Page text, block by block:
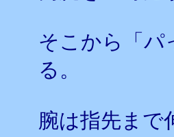
そこから「パ
る。
腕は指先まで